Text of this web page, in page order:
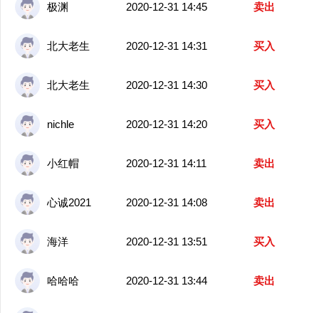
极渊 2020-12-31 14:45 卖出
北大老生 2020-12-31 14:31 买入
北大老生 2020-12-31 14:30 买入
nichle 2020-12-31 14:20 买入
小红帽 2020-12-31 14:11 卖出
心诚2021 2020-12-31 14:08 卖出
海洋 2020-12-31 13:51 买入
哈哈哈 2020-12-31 13:44 卖出